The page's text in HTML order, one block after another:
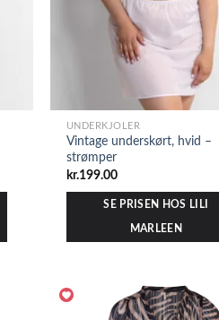
UNDERKJOLER
Vintage underskørt, hvid –
strømper
kr.199.00
SE PRISEN HOS LILI
MARLEEN